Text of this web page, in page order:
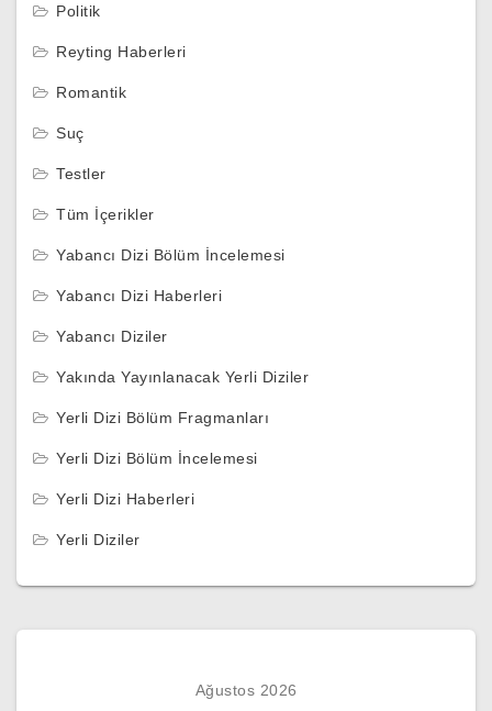
Politik
Reyting Haberleri
Romantik
Suç
Testler
Tüm İçerikler
Yabancı Dizi Bölüm İncelemesi
Yabancı Dizi Haberleri
Yabancı Diziler
Yakında Yayınlanacak Yerli Diziler
Yerli Dizi Bölüm Fragmanları
Yerli Dizi Bölüm İncelemesi
Yerli Dizi Haberleri
Yerli Diziler
Ağustos 2026